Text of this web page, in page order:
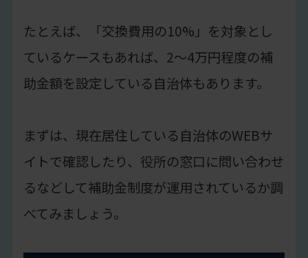
たとえば、「交換費用の10%」を対象とし
ているケースもあれば、2〜4万円程度の補
助金額を設定している自治体もあります。
まずは、現在居住している自治体のWEBサ
イトで確認したり、役所の窓口に問い合わせ
るなどして補助金制度が運用されているか調
べてみましょう。